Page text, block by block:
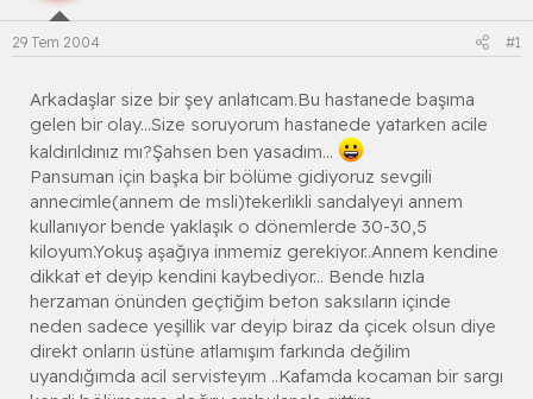
a
a
t
a
n
ç
a
r
h
i
29 Tem 2004 #1
Arkadaşlar size bir şey anlatıcam.Bu hastanede başıma
gelen bir olay...Size soruyorum hastanede yatarken acile
kaldırıldınız mı?Şahsen ben yasadım...
Pansuman için başka bir bölüme gidiyoruz sevgili
annecimle(annem de msli)tekerlikli sandalyeyi annem
kullanıyor bende yaklaşık o dönemlerde 30-30,5
kiloyum.Yokuş aşağıya inmemiz gerekiyor..Annem kendine
dikkat et deyip kendini kaybediyor... Bende hızla
herzaman önünden geçtiğim beton saksıların içinde
neden sadece yeşillik var deyip biraz da çicek olsun diye
direkt onların üstüne atlamışım farkında değilim
uyandığımda acil servisteyım ..Kafamda kocaman bir sargı